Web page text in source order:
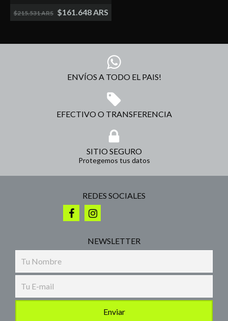
$215.531 ARS $161.648 ARS
ENVÍOS A TODO EL PAIS!
EFECTIVO O TRANSFERENCIA
SITIO SEGURO
Protegemos tus datos
REDES SOCIALES
NEWSLETTER